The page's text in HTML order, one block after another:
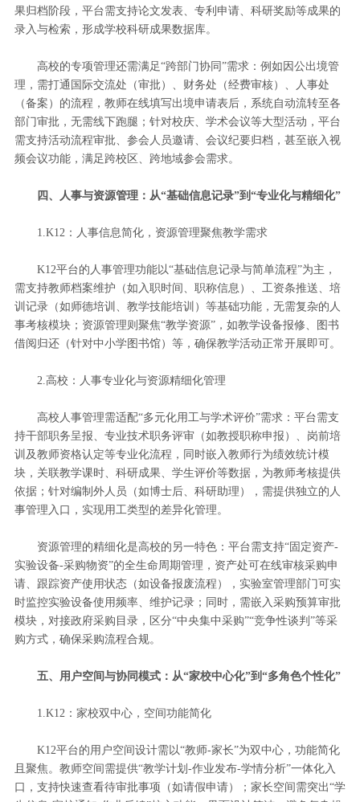
果归档阶段，平台需支持论文发表、专利申请、科研奖励等成果的
录入与检索，形成学校科研成果数据库。
高校的专项管理还需满足“跨部门协同”需求：例如因公出境管
理，需打通国际交流处（审批）、财务处（经费审核）、人事处
（备案）的流程，教师在线填写出境申请表后，系统自动流转至各
部门审批，无需线下跑腿；针对校庆、学术会议等大型活动，平台
需支持活动流程审批、参会人员邀请、会议纪要归档，甚至嵌入视
频会议功能，满足跨校区、跨地域参会需求。
四、人事与资源管理：从“基础信息记录”到“专业化与精细化”
1.K12：人事信息简化，资源管理聚焦教学需求
K12平台的人事管理功能以“基础信息记录与简单流程”为主，
需支持教师档案维护（如入职时间、职称信息）、工资条推送、培
训记录（如师德培训、教学技能培训）等基础功能，无需复杂的人
事考核模块；资源管理则聚焦“教学资源”，如教学设备报修、图书
借阅归还（针对中小学图书馆）等，确保教学活动正常开展即可。
2.高校：人事专业化与资源精细化管理
高校人事管理需适配“多元化用工与学术评价”需求：平台需支
持干部职务呈报、专业技术职务评审（如教授职称申报）、岗前培
训及教师资格认定等专业化流程，同时嵌入教师行为绩效统计模
块，关联教学课时、科研成果、学生评价等数据，为教师考核提供
依据；针对编制外人员（如博士后、科研助理），需提供独立的人
事管理入口，实现用工类型的差异化管理。
资源管理的精细化是高校的另一特色：平台需支持“固定资产-
实验设备-采购物资”的全生命周期管理，资产处可在线审核采购申
请、跟踪资产使用状态（如设备报废流程），实验室管理部门可实
时监控实验设备使用频率、维护记录；同时，需嵌入采购预算审批
模块，对接政府采购目录，区分“中央集中采购”“竞争性谈判”等采
购方式，确保采购流程合规。
五、用户空间与协同模式：从“家校中心化”到“多角色个性化”
1.K12：家校双中心，空间功能简化
K12平台的用户空间设计需以“教师-家长”为双中心，功能简化
且聚焦。教师空间需提供“教学计划-作业发布-学情分析”一体化入
口，支持快速查看待审批事项（如请假申请）；家长空间需突出“学